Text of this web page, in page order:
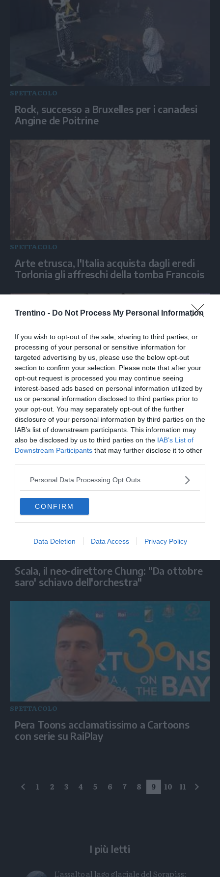
Trentino - Do Not Process My Personal Information
If you wish to opt-out of the sale, sharing to third parties, or
processing of your personal or sensitive information for
targeted advertising by us, please use the below opt-out
section to confirm your selection. Please note that after your
opt-out request is processed you may continue seeing
interest-based ads based on personal information utilized by
us or personal information disclosed to third parties prior to
your opt-out. You may separately opt-out of the further
disclosure of your personal information by third parties on the
IAB’s list of downstream participants. This information may
also be disclosed by us to third parties on the IAB’s List of
Downstream Participants that may further disclose it to other
Personal Data Processing Opt Outs
CONFIRM
Data Deletion Data Access Privacy Policy
SPETTACOLO
Rock, successo a Bruxelles per i canadesi
Angine de Poitrine
SPETTACOLO
Arte etrusca, l'Italia acquista dagli eredi
Torlonia gli affreschi della tomba Francois
SPETTACOLO
Monde Fest, premio alla carriera a Terry
Gilliam
Scala, il neo-direttore Chung: "Da ottobre
saro' schiavo dell'orchestra"
SPETTACOLO
Pera Toons acclamatissimo a Cartoons
con serie su RaiPlay
precedente
1 2 3 4 5 6 7 8 9 10 11
I più letti
L'assalto al lago glaciale del Sorapiss: